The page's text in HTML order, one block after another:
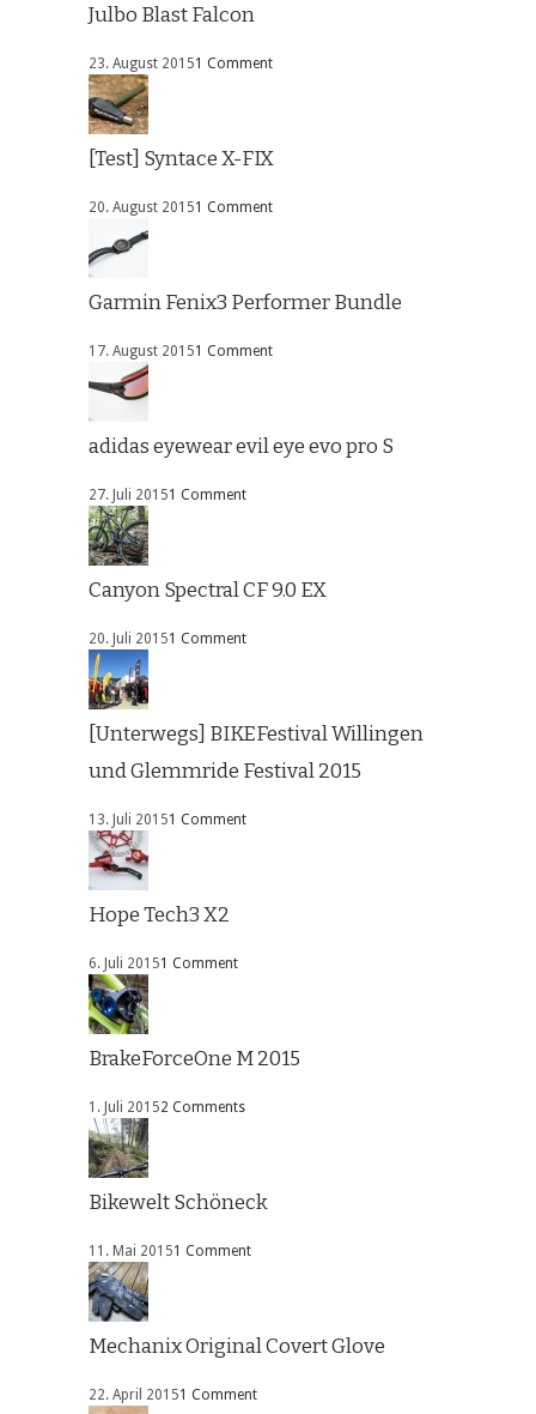
Julbo Blast Falcon
23. August 20151 Comment
[Test] Syntace X-FIX
20. August 20151 Comment
Garmin Fenix3 Performer Bundle
17. August 20151 Comment
adidas eyewear evil eye evo pro S
27. Juli 20151 Comment
Canyon Spectral CF 9.0 EX
20. Juli 20151 Comment
[Unterwegs] BIKEFestival Willingen
und Glemmride Festival 2015
13. Juli 20151 Comment
Hope Tech3 X2
6. Juli 20151 Comment
BrakeForceOne M 2015
1. Juli 20152 Comments
Bikewelt Schöneck
11. Mai 20151 Comment
Mechanix Original Covert Glove
22. April 20151 Comment